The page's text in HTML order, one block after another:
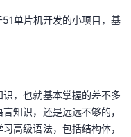
单片机开发的小项目，基
，也就基本掌握的差不多
知识，还是远远不够的，
高级语法，包括结构体，